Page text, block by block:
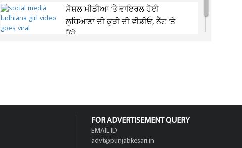
ਸੋਸ਼ਲ ਮੀਡੀਆ 'ਤੇ ਵਾਇਰਲ ਹੋਈ
ਲੁਧਿਆਣਾ ਦੀ ਕੁੜੀ ਦੀ ਵੀਡੀਓ, ਨੈੱਟ 'ਤੇ
ਪੈਂਦੇ...
FOR ADVERTISEMENT QUERY
EMAIL ID
advt@punjabkesari.in